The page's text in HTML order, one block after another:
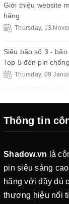
Giới thiệu website
hãng
Thursday, 13
Siêu bão số 3 -
Top 5 đèn pin
Thursday, 09
Thông tin
Shadow.vn là
pin siêu sáng
hãng với đầy đủ
thương hiệu nổi